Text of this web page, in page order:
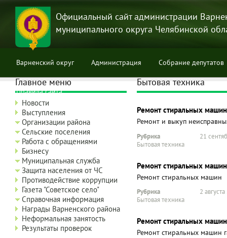
Перейти
основному
содержанию
Официальный сайт администрации
муниципального округа Челябинской
Варненский округ Администрация Собрание депутатов
Правила сайта
Бытовая техника
Ремонт стиральных машин
Ремонт и выкуп
Рубрика
Бытовая техника
21
Ремонт стиральных машин
Ремонт стиральных машин
Рубрика
Бытовая техника
2
Ремонт стиральных машин
Ремонт стиральных машин
Главное меню
Новости
Выступления
Организации района
Сельские поселения
Работа с обращениями
Бизнесу
Муниципальная служба
Защита населения от ЧС
Противодействие коррупции
Газета "Советское село"
Справочная информация
Награды Варненского района
Неформальная занятость
Результаты проверок